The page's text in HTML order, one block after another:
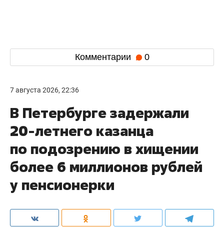
Комментарии 0
7 августа 2026, 22:36
В Петербурге задержали
20-летнего казанца
по подозрению в хищении
более 6 миллионов рублей
у пенсионерки